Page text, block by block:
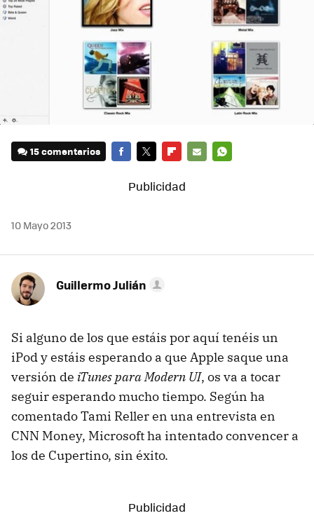
15 comentarios
10 Mayo 2013
Guillermo Julián
Si alguno de los que estáis por aquí tenéis un
iPod y estáis esperando a que Apple saque una
versión de iTunes para Modern UI, os va a tocar
seguir esperando mucho tiempo. Según ha
comentado Tami Reller en una entrevista en
CNN Money, Microsoft ha intentado convencer a
los de Cupertino, sin éxito.